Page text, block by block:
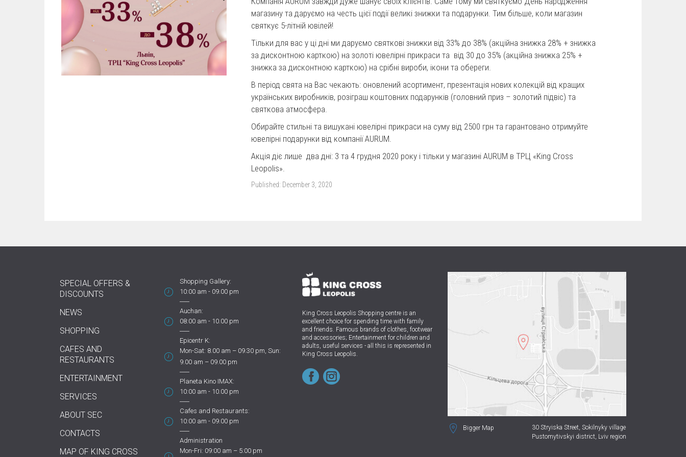
магазину та даруємо на честь цієї події великі знижки та подарунки. Тим більше, коли магазин
святкує 5-літній ювілей!
Тільки для вас у ці дні ми даруємо святкові знижки від 33% до 38% (акційна знижка 28% + знижка
за дисконтною карткою) на золоті ювелірні прикраси та вiд 30 до 35% (акційна знижка 25% +
знижка за дисконтною карткою) на срiбнi вироби, ікони та обереги.
В період свята на Вас чекають: оновлений асортимент, презентація нових колекцій від кращих
українських виробників, розіграш коштовних подарунків (головний приз – золотий підвіс) та
святкова атмосфера.
Обирайте стильні та вишукані ювелірні прикраси на суму від 2500 грн та гарантовано отримуйте
ювелірні подарунки від компанії AURUM.
Акція діє лише два дні: 3 та 4 грудня 2020 року і тільки у магазині AURUM в ТРЦ «King Cross
Leopolis».
Published: December 3, 2020
SPECIAL OFFERS &
DISCOUNTS
NEWS
SHOPPING
CAFES AND
RESTAURANTS
ENTERTAINMENT
SERVICES
ABOUT SEC
CONTACTS
MAP OF KING CROSS
Shopping Gallery:
10:00 am - 09.00 pm
Auchan:
08:00 am - 10.00 pm
Epicentr K:
Mon-Sat: 8.00 am – 09.30 pm, Sun:
9.00 am – 09.00 pm
Planeta Kino IMAX:
10:00 am - 10.00 pm
Cafes and Restaurants:
10:00 am - 09.00 pm
Administration
Mon-Fri: 09:00 am – 5:00 pm
King Cross Leopolis Shopping centre is an
excellent choice for spending time with family
and friends. Famous brands of clothes, footwear
and accessories; Entertainment for children and
adults, useful services - all this is represented in
King Cross Leopolis.
Bigger Map 30 Stryiska Street, Sokilnyky village
Pustomytivskyi district, Lviv region